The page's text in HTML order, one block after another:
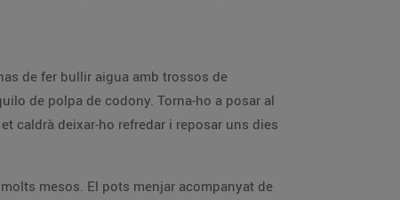
de fer bullir aigua amb trossos de
de polpa de codony. Torna-ho a posar al
caldrà deixar-ho refredar i reposar uns dies
mesos. El pots menjar acompanyat de